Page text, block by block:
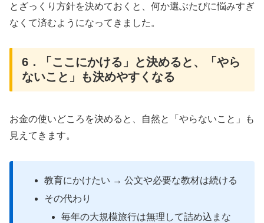
とざっくり方針を決めておくと、何か選ぶたびに悩みすぎ
なくて済むようになってきました。
6．「ここにかける」と決めると、「やら
ないこと」も決めやすくなる
お金の使いどころを決めると、自然と「やらないこと」も
見えてきます。
教育にかけたい → 公文や必要な教材は続ける
その代わり
毎年の大規模旅行は無理して詰め込まな